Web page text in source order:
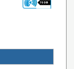
70 DB